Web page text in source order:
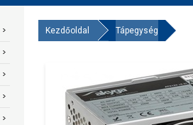
Kezdőoldal Tápegység